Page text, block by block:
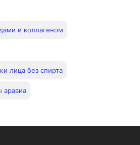
и коллагеном
лица без спирта
аравиа